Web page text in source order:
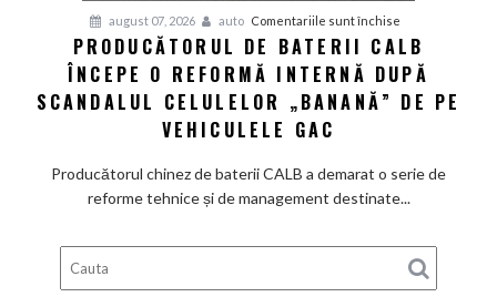
dolari
august 07, 2026 auto Comentariile sunt închise
Producătorul
de
baterii
scandalul
celulelor
PRODUCĂTORUL DE BATERII CALB
ÎNCEPE O REFORMĂ INTERNĂ DUPĂ
SCANDALUL CELULELOR „BANANĂ” DE PE
VEHICULELE GAC
Producătorul chinez de baterii CALB a demarat o serie de
reforme tehnice și de management destinate...